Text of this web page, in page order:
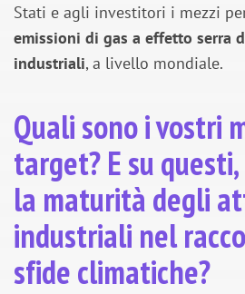
Stati e agli investitori i mezzi
emissioni di gas a effetto serra
industriali, a livello mondiale.
Quali sono i vostri
target? E su
la maturità degli
industriali nel
sfide climatiche?